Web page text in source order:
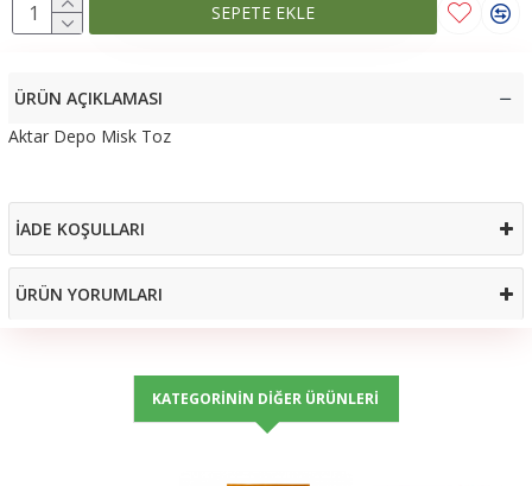
SEPETE EKLE
ÜRÜN AÇIKLAMASI
Aktar Depo Misk Toz
İADE KOŞULLARI
ÜRÜN YORUMLARI
KATEGORININ DIĞER ÜRÜNLERI